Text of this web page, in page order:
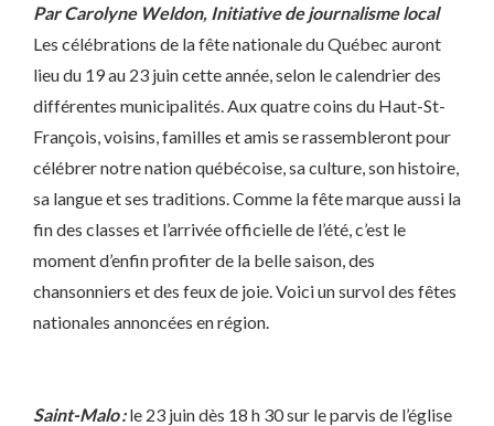
Par Carolyne Weldon, Initiative de journalisme local
Les célébrations de la fête nationale du Québec auront
lieu du 19 au 23 juin cette année, selon le calendrier des
différentes municipalités. Aux quatre coins du Haut-St-
François, voisins, familles et amis se rassembleront pour
célébrer notre nation québécoise, sa culture, son histoire,
sa langue et ses traditions. Comme la fête marque aussi la
fin des classes et l’arrivée officielle de l’été, c’est le
moment d’enfin profiter de la belle saison, des
chansonniers et des feux de joie. Voici un survol des fêtes
nationales annoncées en région.
Saint-Malo :le 23 juin dès 18 h 30 sur le parvis de l’église